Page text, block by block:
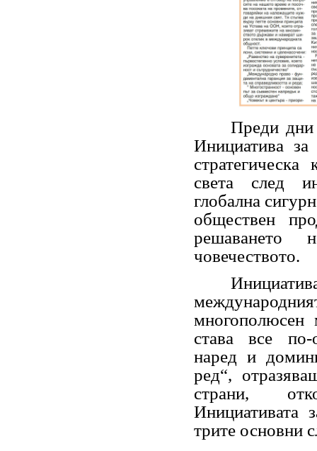
Преди дни
Инициатива за
света след
глобална
обществен
решаването
човечеството.
многополюсен
става все по-
наред и
ред“,
страни,
Инициативата
трите основни